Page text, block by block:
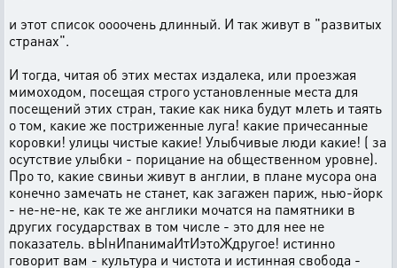
и этот список оооочень длинный. И так живут в "развитых
странах".
И тогда, читая об этих местах издалека, или проезжая
мимоходом, посещая строго установленные места для
посещений этих стран, такие как ника будут млеть и таять
о том, какие же постриженные луга! какие причесанные
коровки! улицы чистые какие! Улыбчивые люди какие! ( за
осутствие улыбки - порицание на общественном уровне).
Про то, какие свиньи живут в англии, в плане мусора она
конечно замечать не станет, как загажен париж, нью-йорк
- не-не-не, как те же англики мочатся на памятники в
других государствах в том числе - это для нее не
показатель. вЫнИпанимаИтИэтоЖдругое! истинно
говорит вам - культура и чистота и истинная свобода -